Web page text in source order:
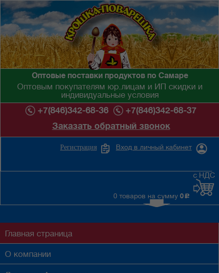
Оптовые поставки продуктов по Самаре
Оптовым покупателям юр.лицам и ИП скидки и
индивидуальные условия
+7(846)342-68-36
+7(846)342-68-37
Заказать обратный звонок
Вход в личный кабинет
Регистрация
0 товаров на сумму 0 c
с НДС
Главная страница
О компании